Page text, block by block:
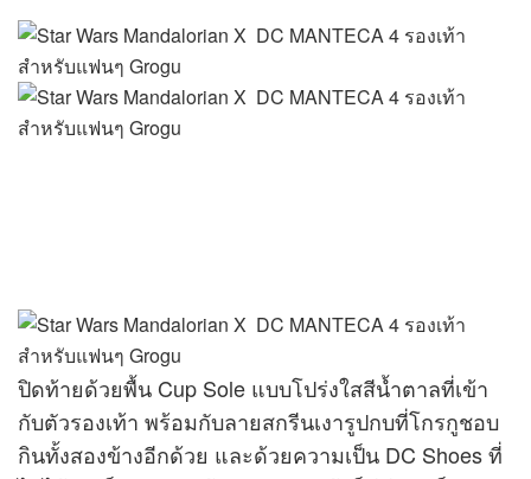
ไม่ได้จัดเต็มแค่รองเท้า กล่องรองเท้าก็มีดีเทลเป็นกล่อง
สินค้าในดาวทาทูนอิน ดาวที่ ดิน จาริน เจอกับโกรกู
ครั้งแรก